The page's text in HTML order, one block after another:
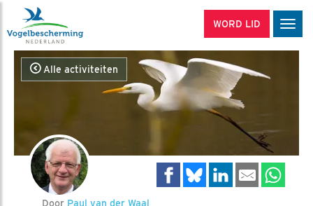
WORD LID
Alle activiteiten
Door Paul van der Waal